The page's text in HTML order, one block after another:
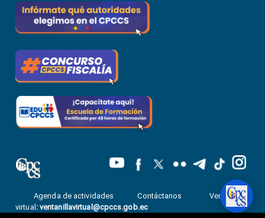
Agenda de actividades Contáctanos
Ventanilla
virtual : ventanillavirtual@cpccs.gob.ec